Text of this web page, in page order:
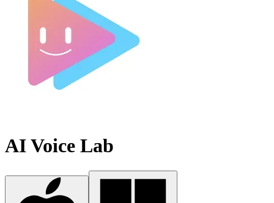
AI Voice Lab